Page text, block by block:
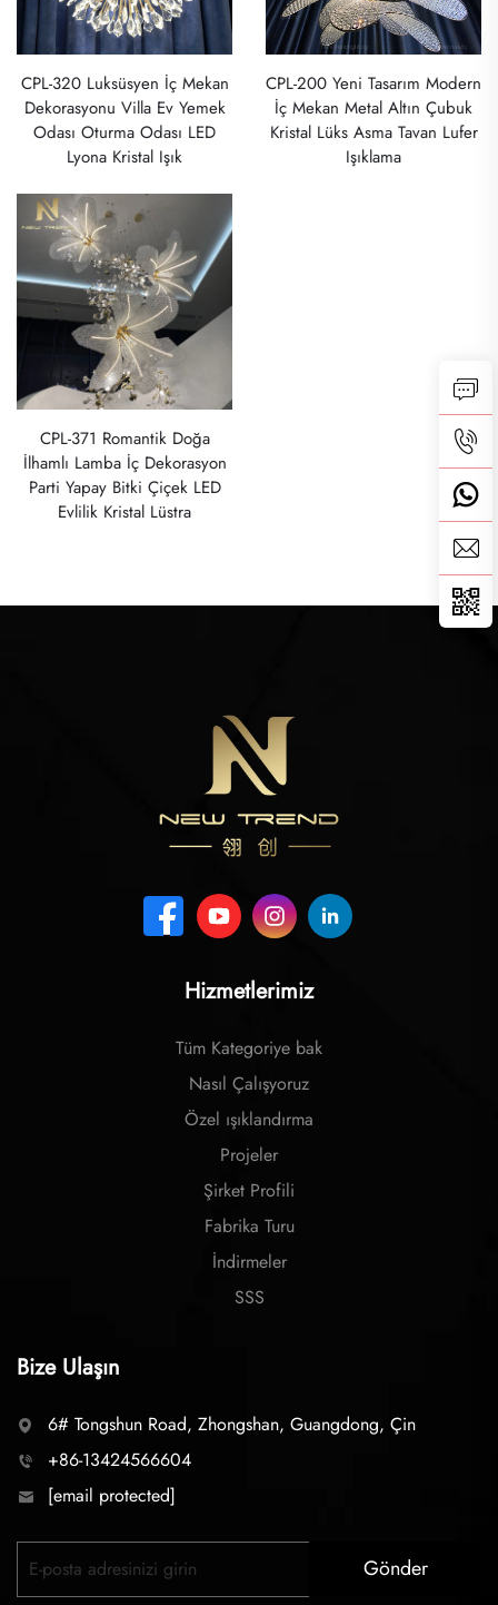
CPL-320 Luksüsyen İç Mekan
Dekorasyonu Villa Ev Yemek
Odası Oturma Odası LED
Lyona Kristal Işık
CPL-200 Yeni Tasarım Modern
İç Mekan Metal Altın Çubuk
Kristal Lüks Asma Tavan Lufer
Işıklama
CPL-371 Romantik Doğa
İlhamlı Lamba İç Dekorasyon
Parti Yapay Bitki Çiçek LED
Evlilik Kristal Lüstra
Hizmetlerimiz
Tüm Kategoriye bak
Nasıl Çalışyoruz
Özel ışıklandırma
Projeler
Şirket Profili
Fabrika Turu
İndirmeler
SSS
Bize Ulaşın
6# Tongshun Road, Zhongshan, Guangdong, Çin
+86-13424566604
[email protected]
Gönder